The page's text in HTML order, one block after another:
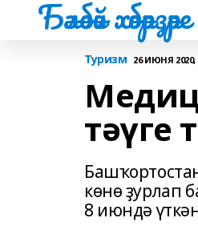
Бәләбәй хәбәрҙәре
Туризм 26 ИЮНЯ 2020,
тәүге
көнө ҙурлап
8 июндә